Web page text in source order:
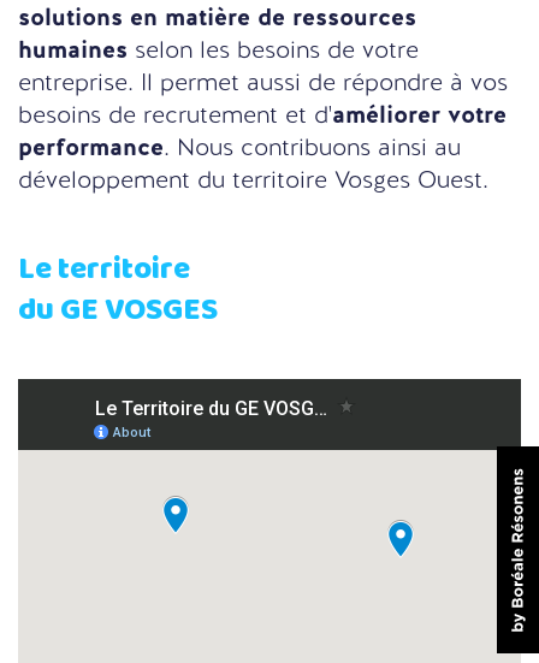
solutions en matière de ressources
humaines selon les besoins de votre
entreprise. Il permet aussi de répondre à vos
besoins de recrutement et d'améliorer votre
performance. Nous contribuons ainsi au
développement du territoire Vosges Ouest.
Le territoire
du GE VOSGES